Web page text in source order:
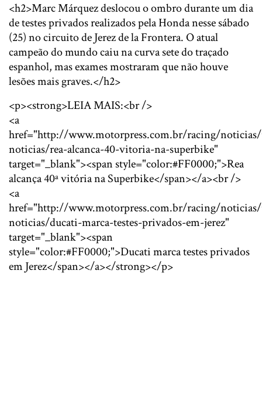
<h2>Marc Márquez deslocou o ombro durante um dia
de testes privados realizados pela Honda nesse sábado
(25) no circuito de Jerez de la Frontera. O atual
campeão do mundo caiu na curva sete do traçado
espanhol, mas exames mostraram que não houve
lesões mais graves.</h2>
<p><strong>LEIA MAIS:<br />
<a
href="http://www.motorpress.com.br/racing/
noticias/rea-alcanca-40-vitoria-na-superbike"
target="_blank"><span style="color:#FF0000;">Rea
alcança 40ª vitória na Superbike</span></a><br />
<a
href="http://www.motorpress.com.br/racing/
noticias/ducati-marca-testes-privados-em-jerez"
target="_blank"><span
style="color:#FF0000;">Ducati marca testes privados
em Jerez</span></a></strong></p>